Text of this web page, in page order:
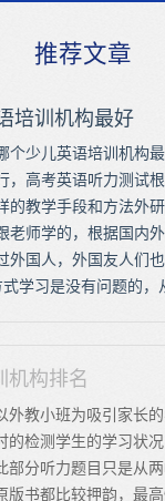
推荐文章
培训机构最好
个少儿英语培训机构
，高考英语听力测试
的教学手段和方法外
老师学的，根据国内
外国人，外国友人们
学习是没有问题的，
机构排名
外教小班为吸引家长
的检测学生的学习状
部分听力题目只是从
版书都比较押韵，最